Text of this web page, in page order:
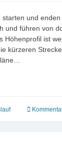
und
und führen von
Höhenprofil ist
kürzeren